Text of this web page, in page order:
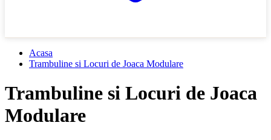
Acasa
Trambuline si Locuri de Joaca Modulare
Trambuline si Locuri de Joaca
Modulare